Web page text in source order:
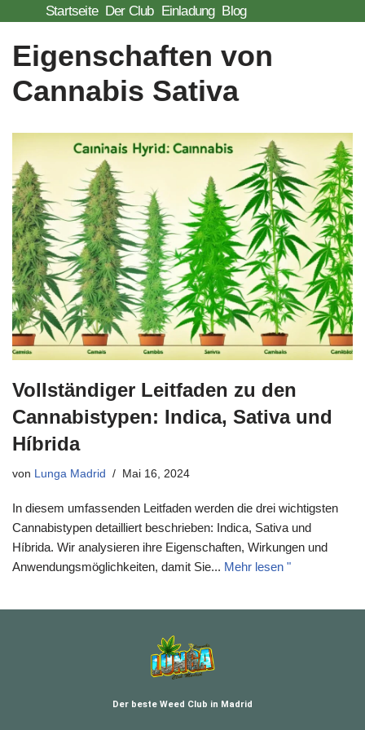
Zum
Inhalt
springen
Startseite Der Club Einladung Blog
Eigenschaften von
Cannabis Sativa
Vollständiger Leitfaden zu den
Cannabistypen: Indica, Sativa und
Híbrida
von Lunga Madrid Mai 16, 2024
In diesem umfassenden Leitfaden werden die drei wichtigsten
Cannabistypen detailliert beschrieben: Indica, Sativa und
Híbrida. Wir analysieren ihre Eigenschaften, Wirkungen und
Anwendungsmöglichkeiten, damit Sie... Mehr lesen "
Der beste Weed Club in Madrid